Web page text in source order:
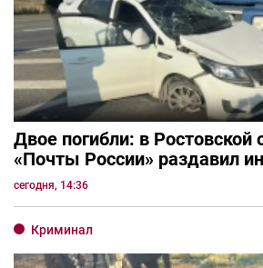
Двое погибли: в
«Почты России» раздавил
сегодня, 14:36
Криминал